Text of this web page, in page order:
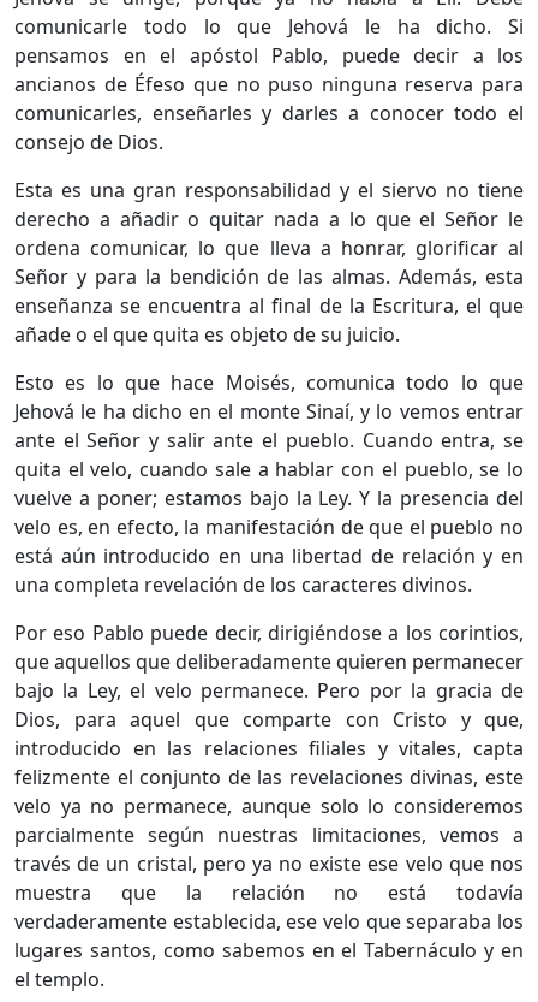
comunicarle todo lo que Jehová le ha dicho. Si
pensamos en el apóstol Pablo, puede decir a los
ancianos de Éfeso que no puso ninguna reserva para
comunicarles, enseñarles y darles a conocer todo el
consejo de Dios.
Esta es una gran responsabilidad y el siervo no tiene
derecho a añadir o quitar nada a lo que el Señor le
ordena comunicar, lo que lleva a honrar, glorificar al
Señor y para la bendición de las almas. Además, esta
enseñanza se encuentra al final de la Escritura, el que
añade o el que quita es objeto de su juicio.
Esto es lo que hace Moisés, comunica todo lo que
Jehová le ha dicho en el monte Sinaí, y lo vemos entrar
ante el Señor y salir ante el pueblo. Cuando entra, se
quita el velo, cuando sale a hablar con el pueblo, se lo
vuelve a poner; estamos bajo la Ley. Y la presencia del
velo es, en efecto, la manifestación de que el pueblo no
está aún introducido en una libertad de relación y en
una completa revelación de los caracteres divinos.
Por eso Pablo puede decir, dirigiéndose a los corintios,
que aquellos que deliberadamente quieren permanecer
bajo la Ley, el velo permanece. Pero por la gracia de
Dios, para aquel que comparte con Cristo y que,
introducido en las relaciones filiales y vitales, capta
felizmente el conjunto de las revelaciones divinas, este
velo ya no permanece, aunque solo lo consideremos
parcialmente según nuestras limitaciones, vemos a
través de un cristal, pero ya no existe ese velo que nos
muestra que la relación no está todavía
verdaderamente establecida, ese velo que separaba los
lugares santos, como sabemos en el Tabernáculo y en
el templo.